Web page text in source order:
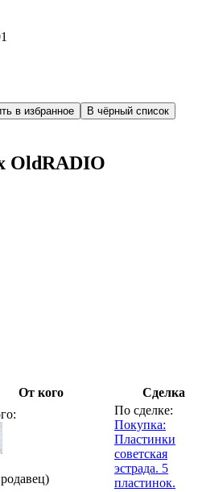
в избранное
В чёрный список
OldRADIO
От кого Сделка
По сделке:
Покупка:
Пластинки
советская
эстрада. 5
пластинок.